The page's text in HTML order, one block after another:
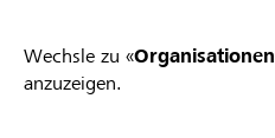
Wechsle zu «Organisationen
anzuzeigen.